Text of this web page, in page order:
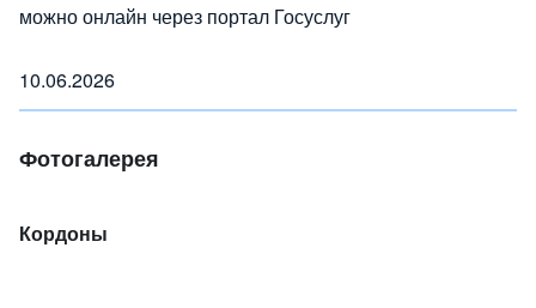
можно онлайн через портал Госуслуг
10.06.2026
Фотогалерея
Кордоны